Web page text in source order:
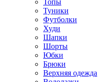
Туники
Футболки
Худи
Шапки
Шорты
Юбки
Брюки
Верхняя одежда